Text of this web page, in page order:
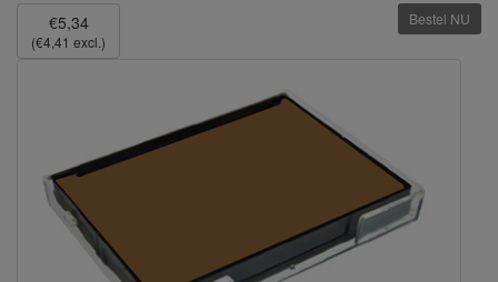
€5,34
(€4,41 excl.)
Bestel NU